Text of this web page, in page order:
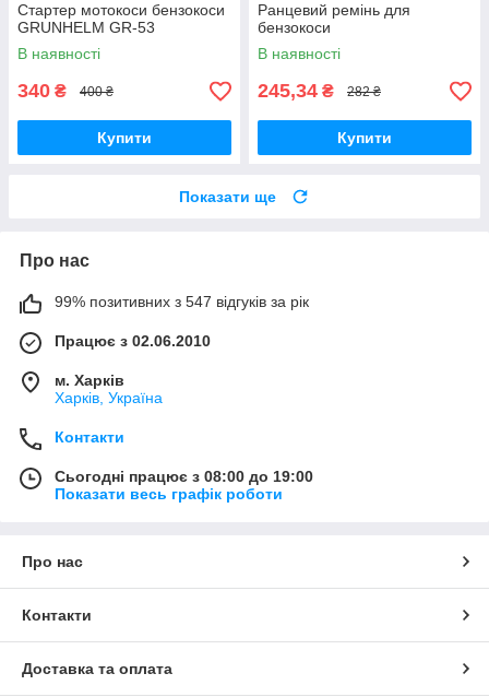
Стартер мотокоси бензокоси
GRUNHELM GR-53
В наявності
340 ₴ 400 ₴
Купити
Ранцевий ремінь для
бензокоси
В наявності
245,34 ₴ 282 ₴
Купити
Показати ще
Про нас
99% позитивних з 547 відгуків за рік
Працює з 02.06.2010
м. Харків
Харків, Україна
Контакти
Сьогодні працює з 08:00 до 19:00
Показати весь графік роботи
Про нас
Контакти
Доставка та оплата